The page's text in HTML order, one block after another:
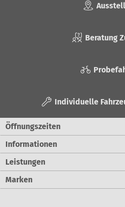
Beratung
Individuelle
Öffnungszeiten
Informationen
Leistungen
Marken